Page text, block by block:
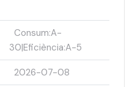
Consum:A-
30|Eficiència:A-5
2026-07-08